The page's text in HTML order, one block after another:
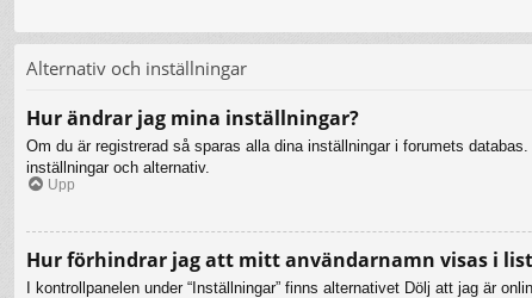
Alternativ och inställningar
Hur ändrar jag mina inställningar?
Om du är registrerad så sparas alla dina inställningar i forumets
inställningar och alternativ.
Upp
Hur förhindrar jag att mitt användarnamn visas i
I kontrollpanelen under “Inställningar” finns alternativet Dölj att jag är